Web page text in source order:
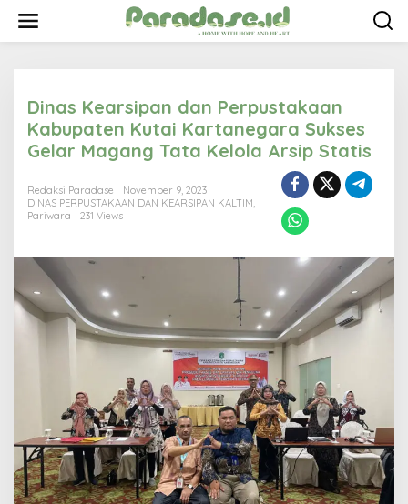
i
Dinas Kearsipan dan Perpustakaan
Kabupaten Kutai Kartanegara Sukses
Gelar Magang Tata Kelola Arsip Statis
Redaksi Paradase
November 9, 2023
DINAS PERPUSTAKAAN DAN KEARSIPAN KALTIM,
Pariwara
231 Views